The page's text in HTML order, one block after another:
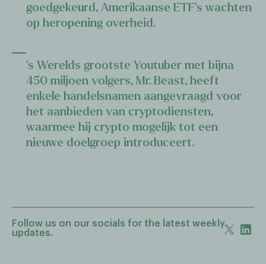
goedgekeurd, Amerikaanse ETF’s wachten
op heropening overheid.
‘s Werelds grootste Youtuber met bijna
450 miljoen volgers, Mr. Beast, heeft
enkele handelsnamen aangevraagd voor
het aanbieden van cryptodiensten,
waarmee hij crypto mogelijk tot een
nieuwe doelgroep introduceert.
Follow us on our socials for the latest weekly
updates.